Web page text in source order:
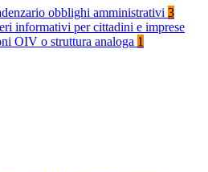
obblighi amministrativi 3
informativi per cittadini e imprese
OIV o struttura analoga 1